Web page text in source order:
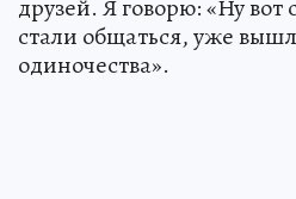
друзей. Я говорю: «Ну
стали общаться, уже
одиночества».